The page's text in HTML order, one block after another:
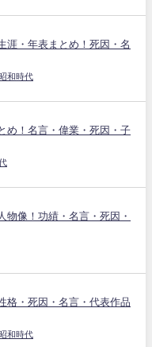
涯・年表まとめ！死因・名
和時代
め！名言・偉業・死因・子
物像！功績・名言・死因・
格・死因・名言・代表作品
和時代